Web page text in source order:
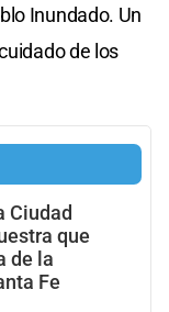
Inundado. Un
de los
Ciudad
que
de la
Fe